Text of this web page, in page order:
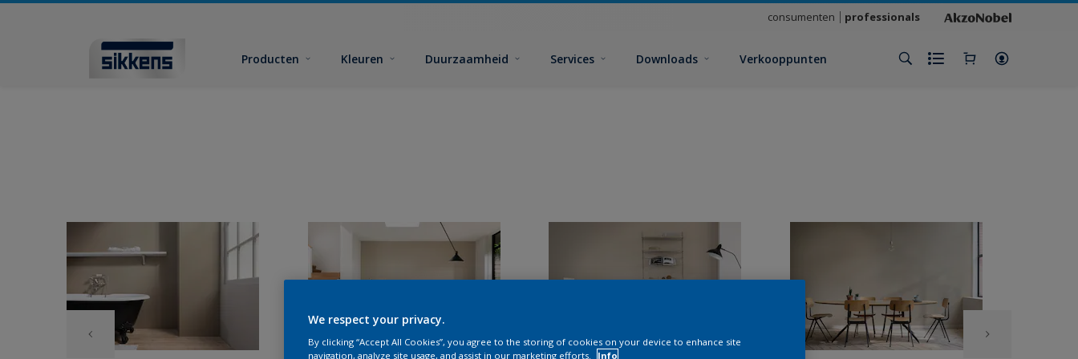
consumenten professionals
Producten Kleuren Duurzaamheid Services Downloads Verkooppunten
We respect your privacy.
By clicking “Accept All Cookies”, you agree to the storing of cookies on your device to enhance site
navigation, analyze site usage, and assist in our marketing efforts.
Info